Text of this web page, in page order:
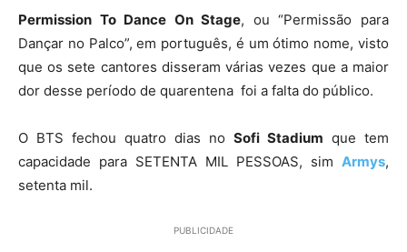
Permission To Dance On Stage, ou “Permissão para
Dançar no Palco”, em português, é um ótimo nome, visto
que os sete cantores disseram várias vezes que a maior
dor desse período de quarentena foi a falta do público.
O BTS fechou quatro dias no Sofi Stadium que tem
capacidade para SETENTA MIL PESSOAS, sim Armys,
setenta mil.
PUBLICIDADE